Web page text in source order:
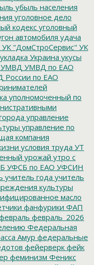
убыль населения
уголовное дело
кодекс уголовный
автомобиля удача
УК "ДомСтроСервис" УК
укладка Украина укусы
УМВД УМВД по ЕАО
России по ЕАО
уполномоченный по
управление
управление по
компания
условия труда УТ
урожай утро с
УФСБ по ЕАО УФСИН
учитель года учитель
культуры
масло
фанфурики ФАП
февраль_2026
Федеральная
Амур федеральные
фейерверк фейк
феминизм Феникс